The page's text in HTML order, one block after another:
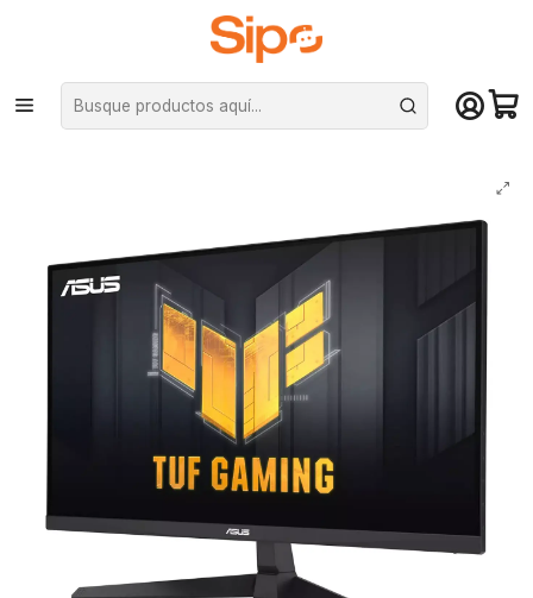
¡Compra hasta mediodía y recibe hoy! De lunes a sábado en el gran
Santiago. Envío gratis desde $29.990
Inicio Marcas Asus
Monitor Asus TUF 24" VG249Q3A FHD, IPS, 180Hz, 1ms, FreeSync